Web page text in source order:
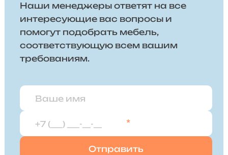
Наши менеджеры ответят на все
интересующие вас вопросы и
помогут подобрать мебель,
соответствующую всем вашим
требованиям.
*